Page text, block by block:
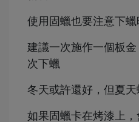
使用固蠟也要注意下蠟
建議一次施作一個板
次下蠟
冬天或許還好，但夏
如果固蠟卡在烤漆上